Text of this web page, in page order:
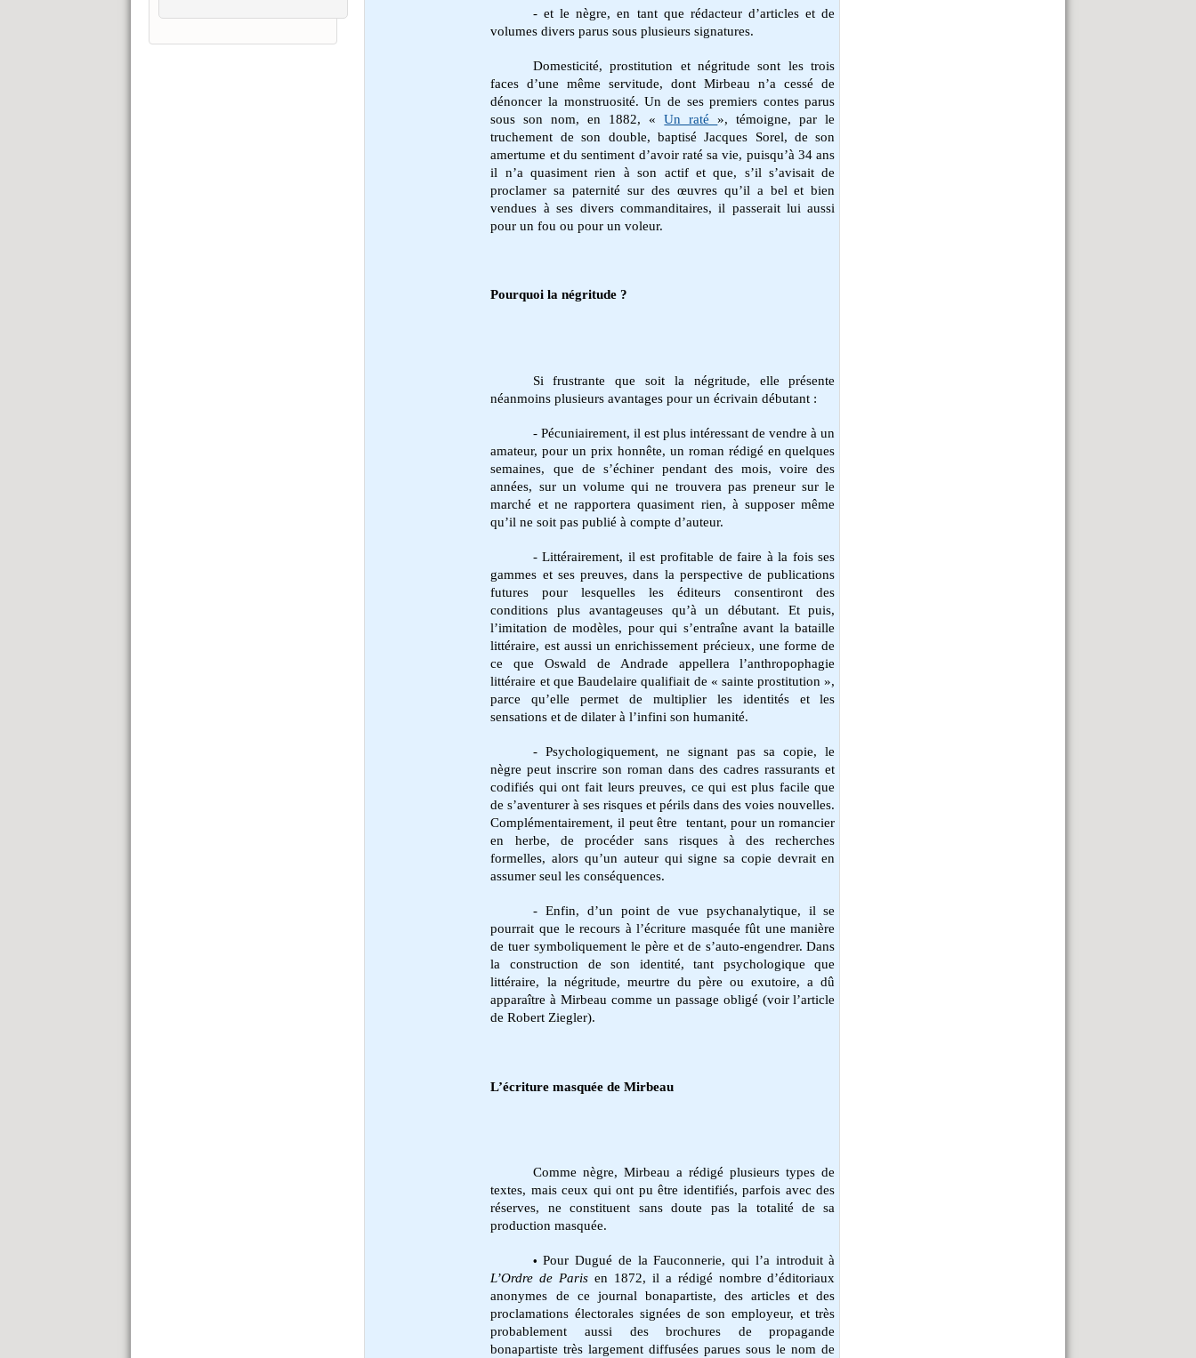
- et le nègre, en tant que rédacteur d’articles et de
volumes divers parus sous plusieurs signatures.
Domesticité, prostitution et négritude sont les trois
faces d’une même servitude, dont Mirbeau n’a cessé de
dénoncer la monstruosité. Un de ses premiers contes parus
sous son nom, en 1882, «Un raté», témoigne, par le
truchement de son double, baptisé Jacques Sorel, de son
amertume et du sentiment d’avoir raté sa vie, puisqu’à 34 ans
il n’a quasiment rien à son actif et que, s’il s’avisait de
proclamer sa paternité sur des œuvres qu’il a bel et bien
vendues à ses divers commanditaires, il passerait lui aussi
pour un fou ou pour un voleur.
Pourquoi la négritude ?
Si frustrante que soit la négritude, elle présente
néanmoins plusieurs avantages pour un écrivain débutant :
- Pécuniairement, il est plus intéressant de vendre à un
amateur, pour un prix honnête, un roman rédigé en quelques
semaines, que de s’échiner pendant des mois, voire des
années, sur un volume qui ne trouvera pas preneur sur le
marché et ne rapportera quasiment rien, à supposer même
qu’il ne soit pas publié à compte d’auteur.
- Littérairement, il est profitable de faire à la fois ses
gammes et ses preuves, dans la perspective de publications
futures pour lesquelles les éditeurs consentiront des
conditions plus avantageuses qu’à un débutant. Et puis,
l’imitation de modèles, pour qui s’entraîne avant la bataille
littéraire, est aussi un enrichissement précieux, une forme de
ce que Oswald de Andrade appellera l’anthropophagie
littéraire et que Baudelaire qualifiait de « sainte prostitution »,
parce qu’elle permet de multiplier les identités et les
sensations et de dilater à l’infini son humanité.
- Psychologiquement, ne signant pas sa copie, le
nègre peut inscrire son roman dans des cadres rassurants et
codifiés qui ont fait leurs preuves, ce qui est plus facile que
de s’aventurer à ses risques et périls dans des voies nouvelles.
Complémentairement, il peut être tentant, pour un romancier
en herbe, de procéder sans risques à des recherches
formelles, alors qu’un auteur qui signe sa copie devrait en
assumer seul les conséquences.
- Enfin, d’un point de vue psychanalytique, il se
pourrait que le recours à l’écriture masquée fût une manière
de tuer symboliquement le père et de s’auto-engendrer. Dans
la construction de son identité, tant psychologique que
littéraire, la négritude, meurtre du père ou exutoire, a dû
apparaître à Mirbeau comme un passage obligé (voir l’article
de Robert Ziegler).
L’écriture masquée de Mirbeau
Comme nègre, Mirbeau a rédigé plusieurs types de
textes, mais ceux qui ont pu être identifiés, parfois avec des
réserves, ne constituent sans doute pas la totalité de sa
production masquée.
•Pour Dugué de la Fauconnerie, qui l’a introduit à
L’Ordre de Paris en 1872, il a rédigé nombre d’éditoriaux
anonymes de ce journal bonapartiste, des articles et des
proclamations électorales signées de son employeur, et très
probablement aussi des brochures de propagande
bonapartiste très largement diffusées parues sous le nom de